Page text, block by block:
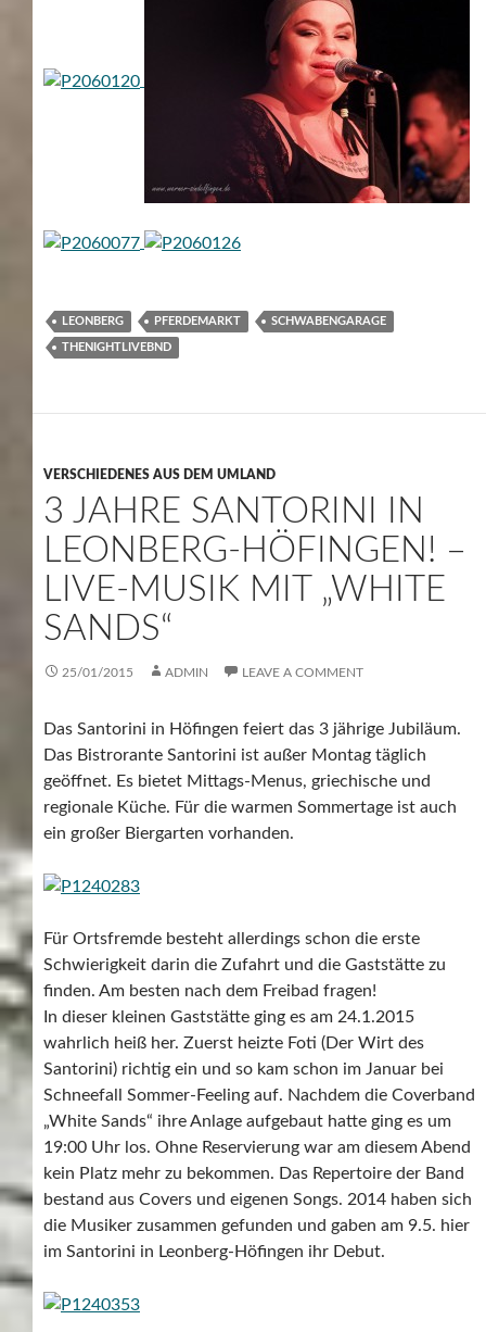
LEONBERG PFERDEMARKT SCHWABENGARAGE
THENIGHTLIVEBND
VERSCHIEDENES AUS DEM UMLAND
3 JAHRE SANTORINI IN
LEONBERG-HÖFINGEN! –
LIVE-MUSIK MIT „WHITE
SANDS“
25/01/2015 ADMIN LEAVE A COMMENT
Das Santorini in Höfingen feiert das 3 jährige Jubiläum.
Das Bistrorante Santorini ist außer Montag täglich
geöffnet. Es bietet Mittags-Menus, griechische und
regionale Küche. Für die warmen Sommertage ist auch
ein großer Biergarten vorhanden.
Für Ortsfremde besteht allerdings schon die erste
Schwierigkeit darin die Zufahrt und die Gaststätte zu
finden. Am besten nach dem Freibad fragen!
In dieser kleinen Gaststätte ging es am 24.1.2015
wahrlich heiß her. Zuerst heizte Foti (Der Wirt des
Santorini) richtig ein und so kam schon im Januar bei
Schneefall Sommer-Feeling auf. Nachdem die Coverband
„White Sands“ ihre Anlage aufgebaut hatte ging es um
19:00 Uhr los. Ohne Reservierung war am diesem Abend
kein Platz mehr zu bekommen. Das Repertoire der Band
bestand aus Covers und eigenen Songs. 2014 haben sich
die Musiker zusammen gefunden und gaben am 9.5. hier
im Santorini in Leonberg-Höfingen ihr Debut.